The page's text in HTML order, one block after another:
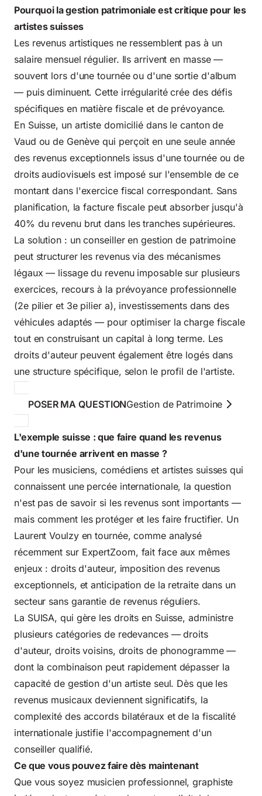
Pourquoi la gestion patrimoniale est critique pour les
artistes suisses
Les revenus artistiques ne ressemblent pas à un
salaire mensuel régulier. Ils arrivent en masse —
souvent lors d'une tournée ou d'une sortie d'album
— puis diminuent. Cette irrégularité crée des défis
spécifiques en matière fiscale et de prévoyance.
En Suisse, un artiste domicilié dans le canton de
Vaud ou de Genève qui perçoit en une seule année
des revenus exceptionnels issus d'une tournée ou de
droits audiovisuels est imposé sur l'ensemble de ce
montant dans l'exercice fiscal correspondant. Sans
planification, la facture fiscale peut absorber jusqu'à
40% du revenu brut dans les tranches supérieures.
La solution : un conseiller en gestion de patrimoine
peut structurer les revenus via des mécanismes
légaux — lissage du revenu imposable sur plusieurs
exercices, recours à la prévoyance professionnelle
(2e pilier et 3e pilier a), investissements dans des
véhicules adaptés — pour optimiser la charge fiscale
tout en construisant un capital à long terme. Les
droits d'auteur peuvent également être logés dans
une structure spécifique, selon le profil de l'artiste.
POSER MA QUESTIONGestion de Patrimoine
L'exemple suisse : que faire quand les revenus
d'une tournée arrivent en masse ?
Pour les musiciens, comédiens et artistes suisses qui
connaissent une percée internationale, la question
n'est pas de savoir si les revenus sont importants —
mais comment les protéger et les faire fructifier. Un
Laurent Voulzy en tournée, comme analysé
récemment sur ExpertZoom, fait face aux mêmes
enjeux : droits d'auteur, imposition des revenus
exceptionnels, et anticipation de la retraite dans un
secteur sans garantie de revenus réguliers.
La SUISA, qui gère les droits en Suisse, administre
plusieurs catégories de redevances — droits
d'auteur, droits voisins, droits de phonogramme —
dont la combinaison peut rapidement dépasser la
capacité de gestion d'un artiste seul. Dès que les
revenus musicaux deviennent significatifs, la
complexité des accords bilatéraux et de la fiscalité
internationale justifie l'accompagnement d'un
conseiller qualifié.
Ce que vous pouvez faire dès maintenant
Que vous soyez musicien professionnel, graphiste